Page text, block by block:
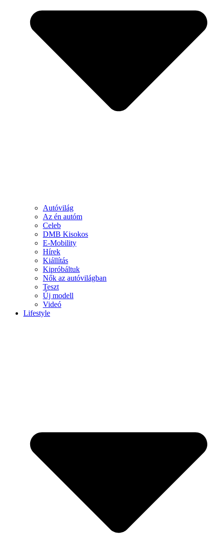
Autóvilág
Az én autóm
Celeb
DMB Kisokos
E-Mobility
Hírek
Kiállítás
Kipróbáltuk
Nők az autóvilágban
Teszt
Új modell
Videó
Lifestyle